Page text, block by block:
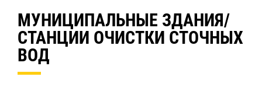
МУНИЦИПАЛЬНЫЕ ЗДАНИЯ/
СТАНЦИИ ОЧИСТКИ СТОЧНЫХ
ВОД